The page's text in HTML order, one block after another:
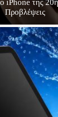
iPhone της
Προβλέψεις